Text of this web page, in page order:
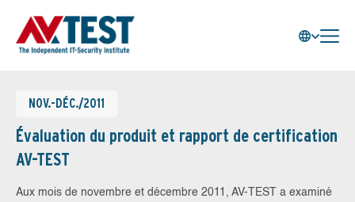
NOV.-DÉC./2011
Évaluation du produit et rapport de certification
AV-TEST
Aux mois de novembre et décembre 2011, AV-TEST a examiné